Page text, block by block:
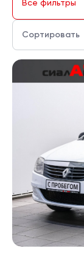
Все фильтры
Сортировать